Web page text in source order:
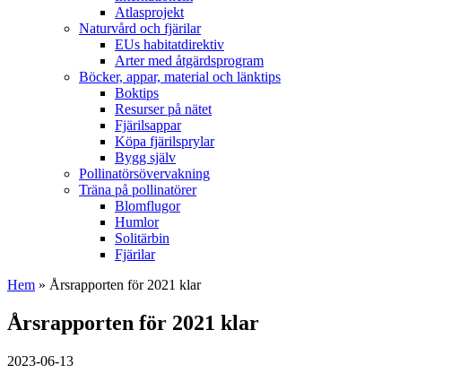
Atlasprojekt
Naturvård och fjärilar
EUs habitatdirektiv
Arter med åtgärdsprogram
Böcker, appar, material och länktips
Boktips
Resurser på nätet
Fjärilsappar
Köpa fjärilsprylar
Bygg själv
Pollinatörsövervakning
Träna på pollinatörer
Blomflugor
Humlor
Solitärbin
Fjärilar
Hem » Årsrapporten för 2021 klar
Årsrapporten för 2021 klar
2023-06-13